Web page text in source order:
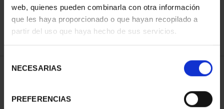
web, quienes pueden combinarla con otra información
que les haya proporcionado o que hayan recopilado a
partir del uso que haya hecho de sus servicios.
NECESARIAS
PREFERENCIAS
REFINAR
1 Productos encontrados